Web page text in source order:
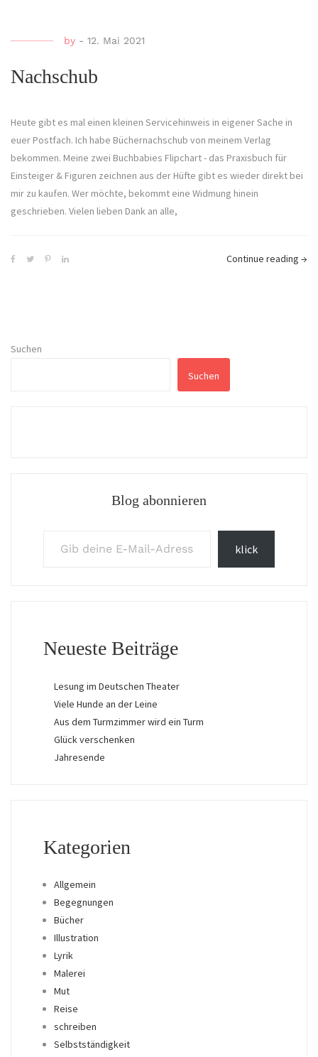
by - 12. Mai 2021
Nachschub
Heute gibt es mal einen kleinen Servicehinweis in eigener Sache in
euer Postfach. Ich habe Büchernachschub von meinem Verlag
bekommen. Meine zwei Buchbabies Flipchart - das Praxisbuch für
Einsteiger & Figuren zeichnen aus der Hüfte gibt es wieder direkt bei
mir zu kaufen. Wer möchte, bekommt eine Widmung hinein
geschrieben. Vielen lieben Dank an alle,
Continue reading →
Suchen
Suchen
Blog abonnieren
klick
Neueste Beiträge
Lesung im Deutschen Theater
Viele Hunde an der Leine
Aus dem Turmzimmer wird ein Turm
Glück verschenken
Jahresende
Kategorien
Allgemein
Begegnungen
Bücher
Illustration
Lyrik
Malerei
Mut
Reise
schreiben
Selbstständigkeit